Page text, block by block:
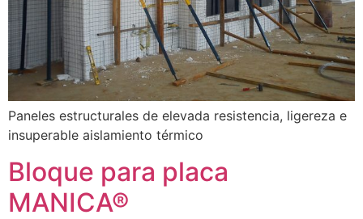
Paneles estructurales de elevada resistencia, ligereza e
insuperable aislamiento térmico
Bloque para placa
MANICA®